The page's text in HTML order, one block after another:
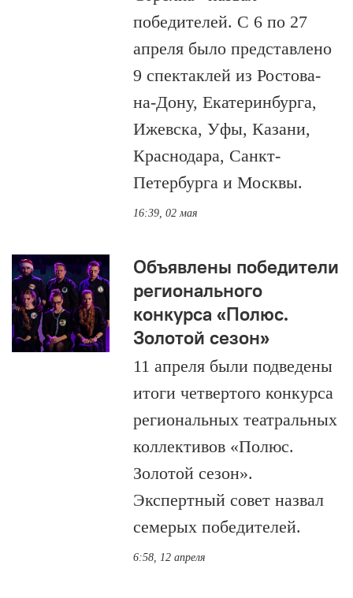
победителей. С 6 по 27
апреля было представлено
9 спектаклей из Ростова-
на-Дону, Екатеринбурга,
Ижевска, Уфы, Казани,
Краснодара, Санкт-
Петербурга и Москвы.
16:39, 02 мая
Объявлены победители
регионального
конкурса «Полюс.
Золотой сезон»
11 апреля были подведены
итоги четвертого конкурса
региональных театральных
коллективов «Полюс.
Золотой сезон».
Экспертный совет назвал
семерых победителей.
6:58, 12 апреля